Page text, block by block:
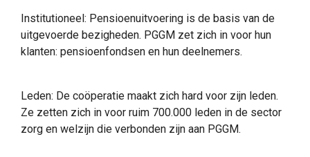
Institutioneel: Pensioenuitvoering is de basis van de
uitgevoerde bezigheden. PGGM zet zich in voor hun
klanten: pensioenfondsen en hun deelnemers.
Leden: De coöperatie maakt zich hard voor zijn leden.
Ze zetten zich in voor ruim 700.000 leden in de sector
zorg en welzijn die verbonden zijn aan PGGM.